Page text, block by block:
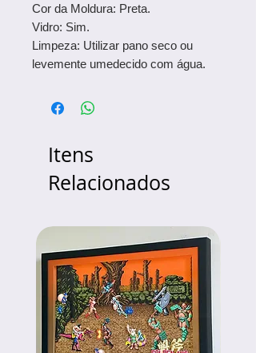
Cor da Moldura: Preta.
Vidro: Sim.
Limpeza: Utilizar pano seco ou
levemente umedecido com água.
Itens
Relacionados